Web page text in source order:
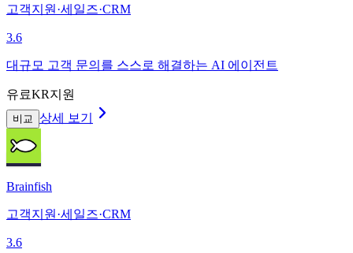
고객지원·세일즈·CRM
3.6
대규모 고객 문의를 스스로 해결하는 AI 에이전트
유료KR지원
비교 상세 보기
Brainfish
고객지원·세일즈·CRM
3.6